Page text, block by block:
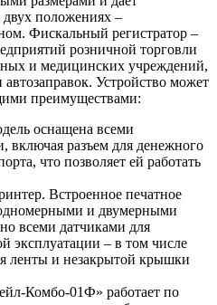
двух положениях –
Фискальный регистратор –
розничной торговли
и медицинских учреждений,
автозаправок. Устройство может
преимуществами:
оснащена всеми
включая разъем для денежного
что позволяет ей работать
Встроенное печатное
одномерными и двумерными
всеми датчиками для
эксплуатации – в том числе
ленты и незакрытой крышки
Комбо-01Ф» работает по